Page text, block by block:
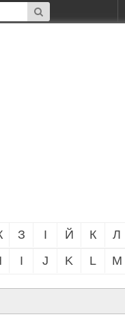
З І Й К Л
I J K L M